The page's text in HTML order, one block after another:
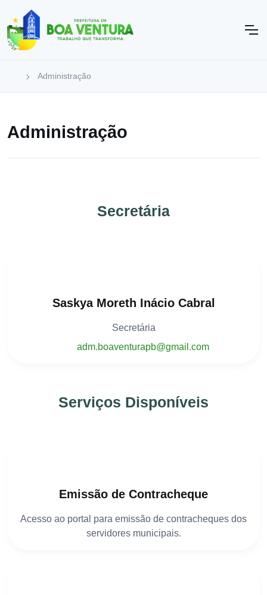
Administração
Administração
Secretária
Saskya Moreth Inácio Cabral
Secretária
adm.boaventurapb@gmail.com
Serviços Disponíveis
Emissão de Contracheque
Acesso ao portal para emissão de contracheques dos
servidores municipais.